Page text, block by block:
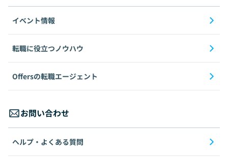
イベント情報
転職に役立つノウハウ
Offersの転職エージェント
お問い合わせ
ヘルプ・よくある質問